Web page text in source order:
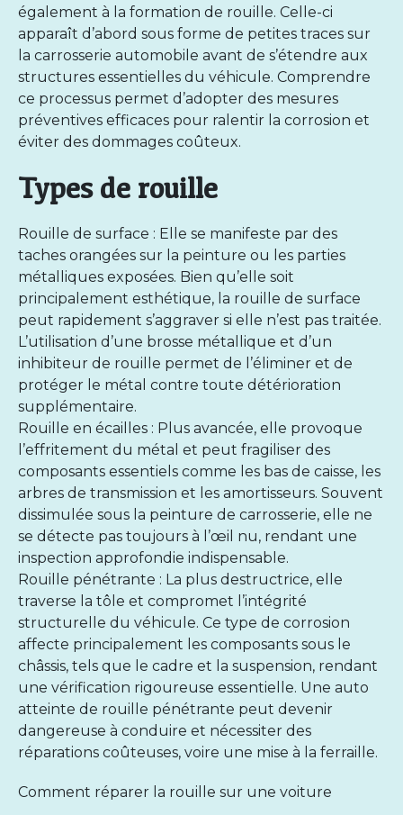
également à la formation de rouille. Celle-ci
apparaît d’abord sous forme de petites traces sur
la carrosserie automobile avant de s’étendre aux
structures essentielles du véhicule. Comprendre
ce processus permet d’adopter des mesures
préventives efficaces pour ralentir la corrosion et
éviter des dommages coûteux.
Types de rouille
Rouille de surface : Elle se manifeste par des
taches orangées sur la peinture ou les parties
métalliques exposées. Bien qu’elle soit
principalement esthétique, la rouille de surface
peut rapidement s’aggraver si elle n’est pas traitée.
L’utilisation d’une brosse métallique et d’un
inhibiteur de rouille permet de l’éliminer et de
protéger le métal contre toute détérioration
supplémentaire.
Rouille en écailles : Plus avancée, elle provoque
l’effritement du métal et peut fragiliser des
composants essentiels comme les bas de caisse, les
arbres de transmission et les amortisseurs. Souvent
dissimulée sous la peinture de carrosserie, elle ne
se détecte pas toujours à l’œil nu, rendant une
inspection approfondie indispensable.
Rouille pénétrante : La plus destructrice, elle
traverse la tôle et compromet l’intégrité
structurelle du véhicule. Ce type de corrosion
affecte principalement les composants sous le
châssis, tels que le cadre et la suspension, rendant
une vérification rigoureuse essentielle. Une auto
atteinte de rouille pénétrante peut devenir
dangereuse à conduire et nécessiter des
réparations coûteuses, voire une mise à la ferraille.
Comment réparer la rouille sur une voiture